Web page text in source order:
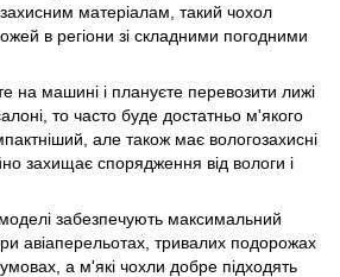
матеріалам, такий чохол
в регіони зі складними погодними
на машині і плануєте перевозити лижі
то часто буде достатньо м'якого
але також має вологозахисні
захищає спорядження від вологи і
забезпечують максимальний
авіаперельотах, тривалих подорожах
а м'які чохли добре підходять